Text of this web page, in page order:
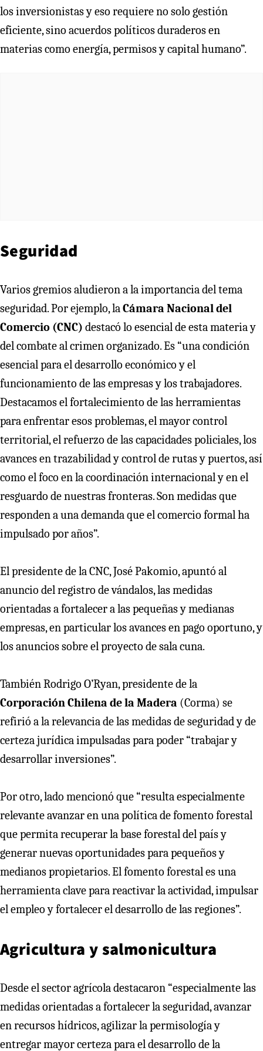
los inversionistas y eso requiere no solo gestión
eficiente, sino acuerdos políticos duraderos en
materias como energía, permisos y capital humano”.
Seguridad
Varios gremios aludieron a la importancia del tema
seguridad. Por ejemplo, laCámara Nacional del
Comercio (CNC) destacó lo esencial de esta materia y
del combate al crimen organizado. Es “una condición
esencial para el desarrollo económico y el
funcionamiento de las empresas y los trabajadores.
Destacamos el fortalecimiento de las herramientas
para enfrentar esos problemas, el mayor control
territorial, el refuerzo de las capacidades policiales, los
avances en trazabilidad y control de rutas y puertos, así
como el foco en la coordinación internacional y en el
resguardo de nuestras fronteras. Son medidas que
responden a una demanda que el comercio formal ha
impulsado por años”.
El presidente de la CNC, José Pakomio, apuntó al
anuncio del registro de vándalos, las medidas
orientadas a fortalecer a las pequeñas y medianas
empresas, en particular los avances en pago oportuno, y
los anuncios sobre el proyecto de sala cuna.
También Rodrigo O’Ryan, presidente de la
Corporación Chilena de la Madera (Corma) se
refirió a la relevancia de las medidas de seguridad y de
certeza jurídica impulsadas para poder “trabajar y
desarrollar inversiones”.
Por otro, lado mencionó que “resulta especialmente
relevante avanzar en una política de fomento forestal
que permita recuperar la base forestal del país y
generar nuevas oportunidades para pequeños y
medianos propietarios. El fomento forestal es una
herramienta clave para reactivar la actividad, impulsar
el empleo y fortalecer el desarrollo de las regiones”.
Agricultura y salmonicultura
Desde el sector agrícola destacaron “especialmente las
medidas orientadas a fortalecer la seguridad, avanzar
en recursos hídricos, agilizar la permisología y
entregar mayor certeza para el desarrollo de la